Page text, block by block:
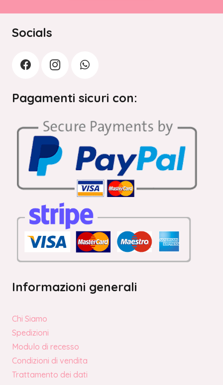
Socials
Pagamenti sicuri con:
Informazioni generali
Chi Siamo
Spedizioni
Modulo di recesso
Condizioni di vendita
Trattamento dei dati